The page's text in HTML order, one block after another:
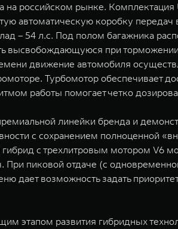
российском рынке. Комплектация
автоматическую коробку передач
– 54 л.с. Под полом багажника
высвобождающуюся при
движение автомобиля
Турбомотор обеспечивает
работы помогает четко
линейки бренда и
с сохранением полноценной
с трехлитровым мотором V6
При пиковой отдаче (с
дает возможность задать
этапом развития гибридных